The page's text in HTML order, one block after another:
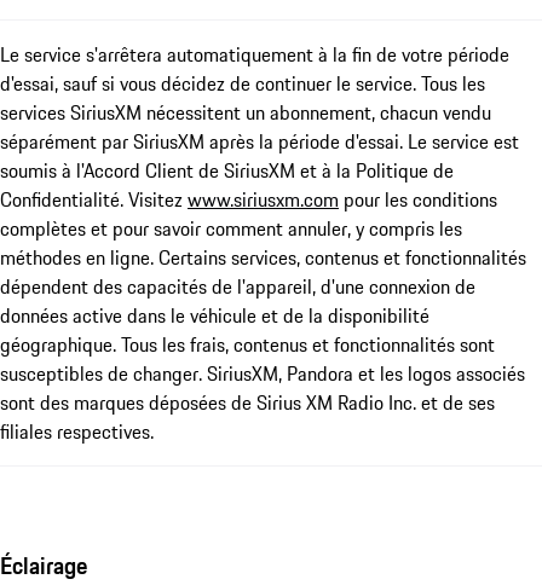
Le service s'arrêtera automatiquement à la fin de votre période
d'essai, sauf si vous décidez de continuer le service. Tous les
services SiriusXM nécessitent un abonnement, chacun vendu
séparément par SiriusXM après la période d'essai. Le service est
soumis à l'Accord Client de SiriusXM et à la Politique de
Confidentialité. Visitezwww.siriusxm.com pour les conditions
complètes et pour savoir comment annuler, y compris les
méthodes en ligne. Certains services, contenus et fonctionnalités
dépendent des capacités de l'appareil, d'une connexion de
données active dans le véhicule et de la disponibilité
géographique. Tous les frais, contenus et fonctionnalités sont
susceptibles de changer. SiriusXM, Pandora et les logos associés
sont des marques déposées de Sirius XM Radio Inc. et de ses
filiales respectives.
Éclairage